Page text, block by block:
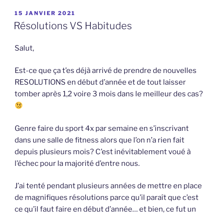
PUBLIÉ
LE
15 JANVIER 2021
Résolutions VS Habitudes
Salut,
Est-ce que ça t’es déjà arrivé de prendre de nouvelles
RESOLUTIONS en début d’année et de tout laisser
tomber après 1,2 voire 3 mois dans le meilleur des cas?
Genre faire du sport 4x par semaine en s’inscrivant
dans une salle de fitness alors que l’on n’a rien fait
depuis plusieurs mois? C’est inévitablement voué à
l’échec pour la majorité d’entre nous.
J’ai tenté pendant plusieurs années de mettre en place
de magnifiques résolutions parce qu’il paraît que c’est
ce qu’il faut faire en début d’année… et bien, ce fut un